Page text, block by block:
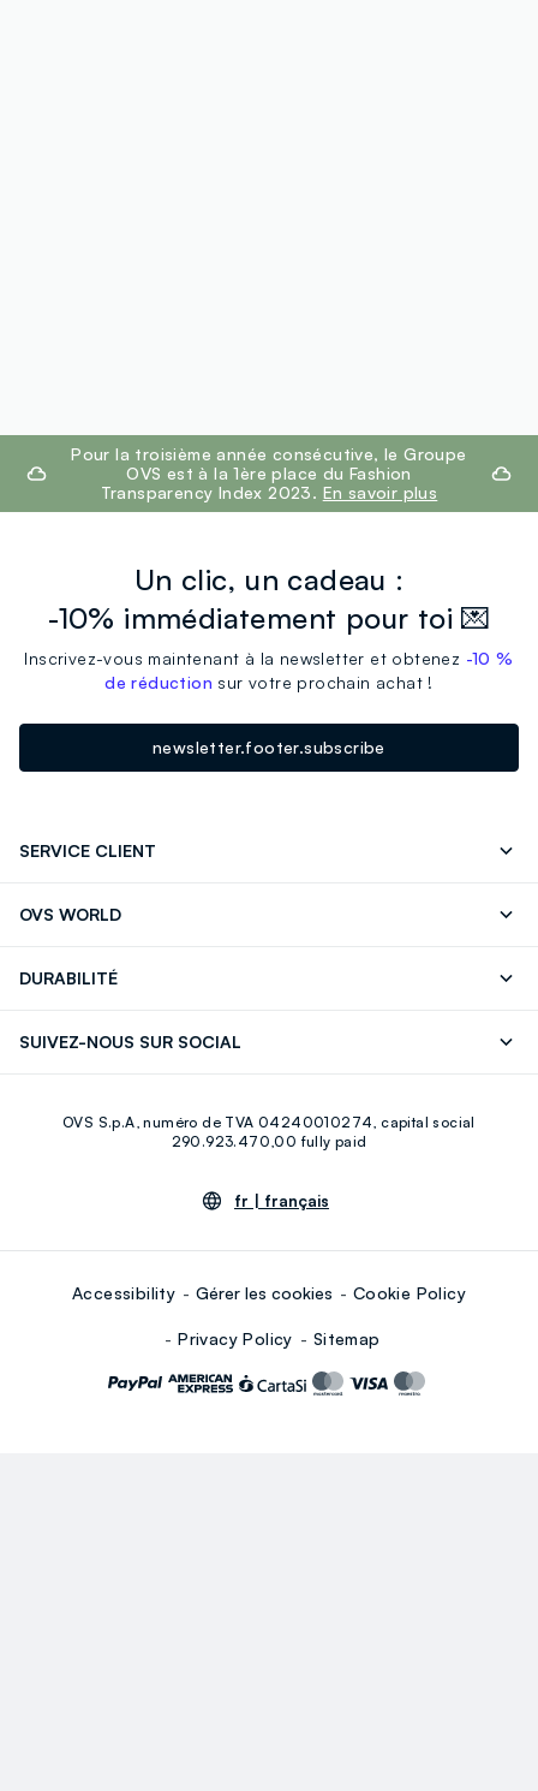
footer.ariatitlePour la troisième année consécutive, le Groupe
OVS est à la 1ère place du Fashion
Transparency Index 2023. En savoir plus
Un clic, un cadeau :
-10% immédiatement pour toi 💌
Inscrivez-vous maintenant à la newsletter et obtenez -10 %
de réduction sur votre prochain achat !
newsletter.footer.subscribe
SERVICE CLIENT
OVS WORLD
DURABILITÉ
SUIVEZ-NOUS SUR SOCIAL
Youtube Linkedin
OVS S.p.A, numéro de TVA 04240010274, capital social
290.923.470,00 fully paid
fr | français
Accessibility Gérer les cookies Cookie Policy
Privacy Policy Sitemap